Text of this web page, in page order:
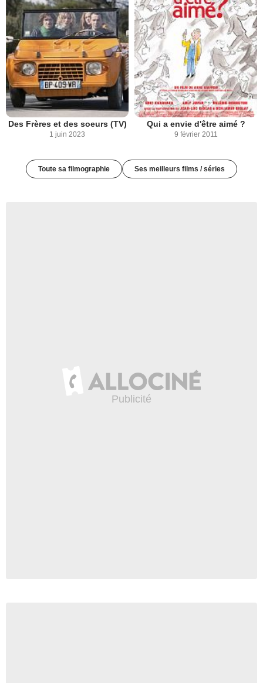
Des Frères et des soeurs (TV)
1 juin 2023
Qui a envie d'être aimé ?
9 février 2011
Toute sa filmographie Ses meilleurs films / séries